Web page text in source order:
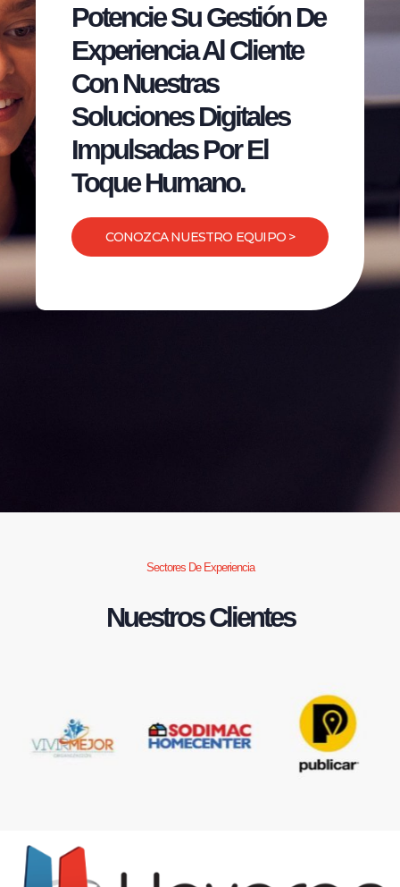
Potencie Su Gestión De
Experiencia Al Cliente
Con Nuestras
Soluciones Digitales
Impulsadas Por El
Toque Humano.
CONOZCA NUESTRO EQUIPO >
Sectores De Experiencia
Nuestros Clientes